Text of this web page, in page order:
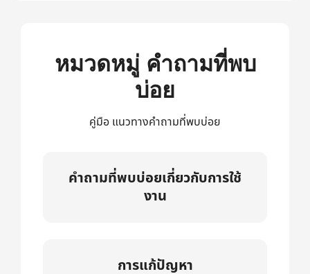
หมวดหมู่ คำถามที่พบ
บ่อย
คู่มือ แนวทางคำถามที่พบบ่อย
คำถามที่พบบ่อยเกี่ยวกับการใช้
งาน
การแก้ปัญหา